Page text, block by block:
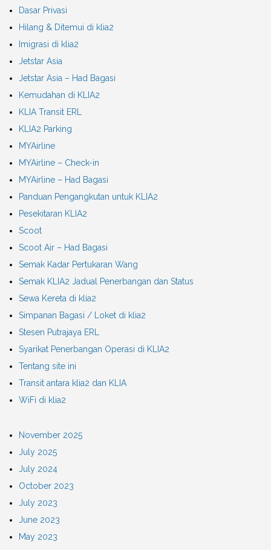
Dasar Privasi
Hilang & Ditemui di klia2
Imigrasi di klia2
Jetstar Asia
Jetstar Asia – Had Bagasi
Kemudahan di KLIA2
KLIA Transit ERL
KLIA2 Parking
MYAirline
MYAirline – Check-in
MYAirline – Had Bagasi
Panduan Pengangkutan untuk KLIA2
Pesekitaran KLIA2
Scoot
Scoot Air – Had Bagasi
Semak Kadar Pertukaran Wang
Semak KLIA2 Jadual Penerbangan dan Status
Sewa Kereta di klia2
Simpanan Bagasi / Loket di klia2
Stesen Putrajaya ERL
Syarikat Penerbangan Operasi di KLIA2
Tentang site ini
Transit antara klia2 dan KLIA
WiFi di klia2
November 2025
July 2025
July 2024
October 2023
July 2023
June 2023
May 2023